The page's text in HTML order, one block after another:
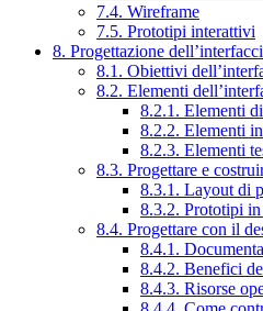
7.4. Wireframe
7.5. Prototipi interattivi
8. Progettazione
8.1. Obiettivi
8.2. Elementi
8.2.1. Elementi
8.2.2. Elementi
8.2.3. Elementi
8.3. Progettare e
8.3.1. Layout di
8.3.2. Prototipi in
8.4. Progettare con il
8.4.1.
8.4.2. Benefici
8.4.3. Risorse